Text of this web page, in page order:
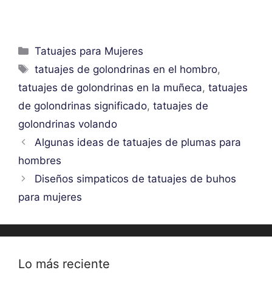
Categorías
Tatuajes para Mujeres
Etiquetas
tatuajes de golondrinas en el hombro,
tatuajes de golondrinas en la muñeca, tatuajes
de golondrinas significado, tatuajes de
golondrinas volando
Algunas ideas de tatuajes de plumas para
hombres
Diseños simpaticos de tatuajes de buhos
para mujeres
Lo más reciente